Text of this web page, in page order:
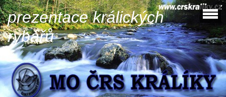
prezentace králických
rybářů